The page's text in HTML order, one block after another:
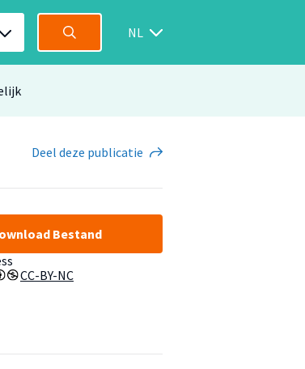
NL
Deel deze publicatie
Bestand
CC-BY-NC